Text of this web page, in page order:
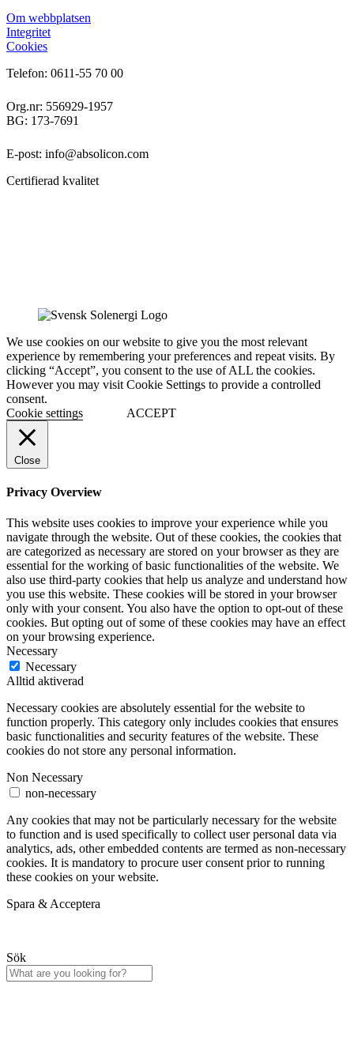
Om webbplatsen
Integritet
Cookies
Telefon: 0611-55 70 00
Org.nr: 556929-1957
BG: 173-7691
E-post: info@absolicon.com
Certifierad kvalitet
We use cookies on our website to give you the most relevant
experience by remembering your preferences and repeat visits. By
clicking “Accept”, you consent to the use of ALL the cookies.
However you may visit Cookie Settings to provide a controlled
consent.
Cookie settings
ACCEPT
Close
Privacy Overview
This website uses cookies to improve your experience while you
navigate through the website. Out of these cookies, the cookies that
are categorized as necessary are stored on your browser as they are
essential for the working of basic functionalities of the website. We
also use third-party cookies that help us analyze and understand how
you use this website. These cookies will be stored in your browser
only with your consent. You also have the option to opt-out of these
cookies. But opting out of some of these cookies may have an effect
on your browsing experience.
Necessary
Necessary
Alltid aktiverad
Necessary cookies are absolutely essential for the website to
function properly. This category only includes cookies that ensures
basic functionalities and security features of the website. These
cookies do not store any personal information.
Non Necessary
non-necessary
Any cookies that may not be particularly necessary for the website
to function and is used specifically to collect user personal data via
analytics, ads, other embedded contents are termed as non-necessary
cookies. It is mandatory to procure user consent prior to running
these cookies on your website.
Spara & Acceptera
Sök